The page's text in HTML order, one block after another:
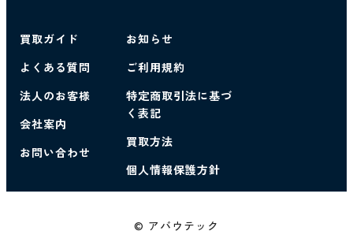
買取ガイド
よくある質問
法人のお客様
会社案内
お問い合わせ
お知らせ
ご利用規約
特定商取引法に基づ
く表記
買取方法
個人情報保護方針
© アバウテック